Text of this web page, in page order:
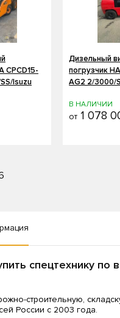
CPCD15-
Isuzu
Дизельный
погрузчик
AG2 2/3000/
В НАЛИЧИИ
от 1 078
спецтехнику по
строительную,
России с 2003 года.